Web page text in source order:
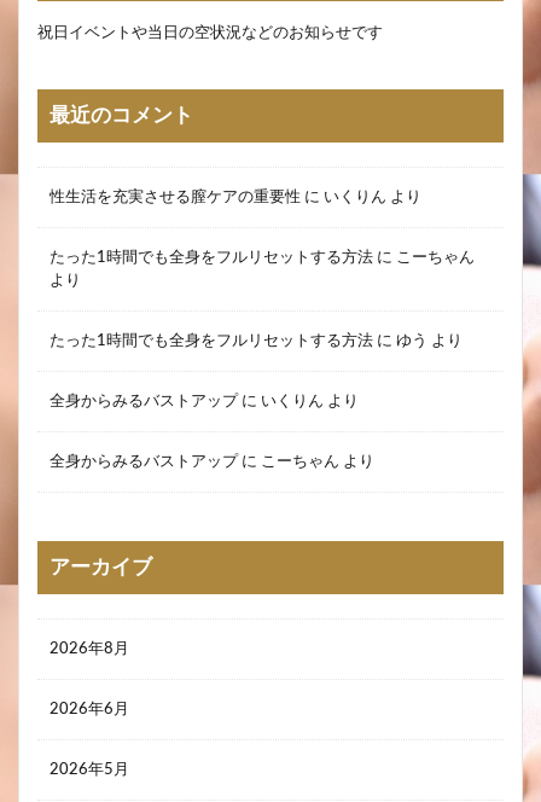
祝日イベントや当日の空状況などのお知らせです
最近のコメント
性生活を充実させる膣ケアの重要性 に いくりん より
たった1時間でも全身をフルリセットする方法 に こーちゃん
より
たった1時間でも全身をフルリセットする方法 に ゆう より
全身からみるバストアップに いくりん より
全身からみるバストアップに こーちゃん より
アーカイブ
2026年8月
2026年6月
2026年5月